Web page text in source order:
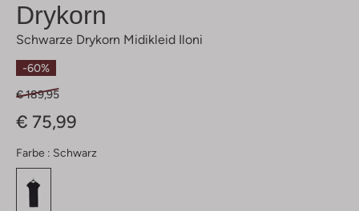
Drykorn
Schwarze Drykorn Midikleid Iloni
-60%
€ 189,95
€ 75,99
Farbe : Schwarz